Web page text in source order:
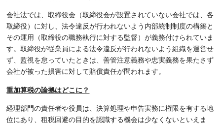
会社法では、取締役会（取締役会が設置されていない会社では、各
取締役）に対し、法令違反が行われないよう内部統制制度の構築と
その運用（取締役の職務執行に対する監督）が義務付けられていま
す。取締役が従業員による法令違反が行われないよう組織を運営せ
ず、監視を怠っていたときは、善管注意義務や忠実義務を果たさず
会社が被った損害に対して賠償責任が問われます。
重加算税の論拠はどこに？
経理部門の責任者や役員は、決算処理や申告実務に権限を有する地
位にあり、租税回避の目的を認識する機会は少なくないといえま